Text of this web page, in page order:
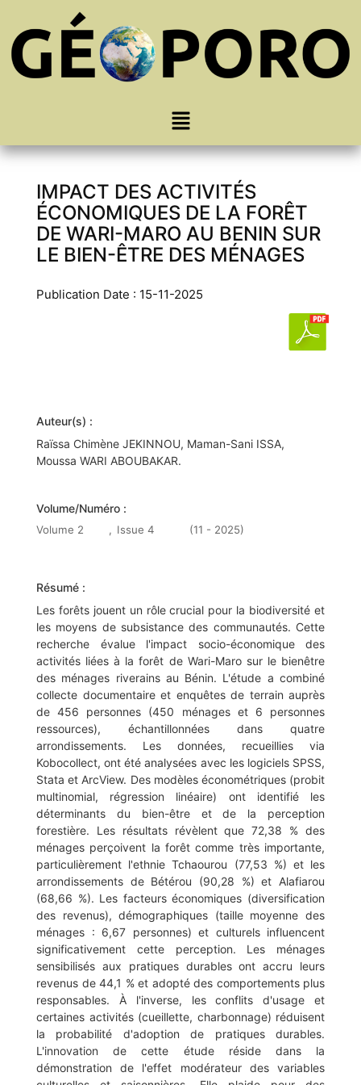
IMPACT DES ACTIVITÉS
ÉCONOMIQUES DE LA FORÊT
DE WARI-MARO AU BENIN SUR
LE BIEN-ÊTRE DES MÉNAGES
Publication Date : 15-11-2025
Auteur(s) :
Raïssa Chimène JEKINNOU, Maman-Sani ISSA,
Moussa WARI ABOUBAKAR.
Volume/Numéro :
Volume 2 , Issue 4 (11 - 2025)
Résumé :
Les forêts jouent un rôle crucial pour la biodiversité et
les moyens de subsistance des communautés. Cette
recherche évalue l'impact socio-économique des
activités liées à la forêt de Wari-Maro sur le bienêtre
des ménages riverains au Bénin. L'étude a combiné
collecte documentaire et enquêtes de terrain auprès
de 456 personnes (450 ménages et 6 personnes
ressources), échantillonnées dans quatre
arrondissements. Les données, recueillies via
Kobocollect, ont été analysées avec les logiciels SPSS,
Stata et ArcView. Des modèles économétriques (probit
multinomial, régression linéaire) ont identifié les
déterminants du bien-être et de la perception
forestière. Les résultats révèlent que 72,38 % des
ménages perçoivent la forêt comme très importante,
particulièrement l'ethnie Tchaourou (77,53 %) et les
arrondissements de Bétérou (90,28 %) et Alafiarou
(68,66 %). Les facteurs économiques (diversification
des revenus), démographiques (taille moyenne des
ménages : 6,67 personnes) et culturels influencent
significativement cette perception. Les ménages
sensibilisés aux pratiques durables ont accru leurs
revenus de 44,1 % et adopté des comportements plus
responsables. À l'inverse, les conflits d'usage et
certaines activités (cueillette, charbonnage) réduisent
la probabilité d'adoption de pratiques durables.
L'innovation de cette étude réside dans la
démonstration de l'effet modérateur des variables